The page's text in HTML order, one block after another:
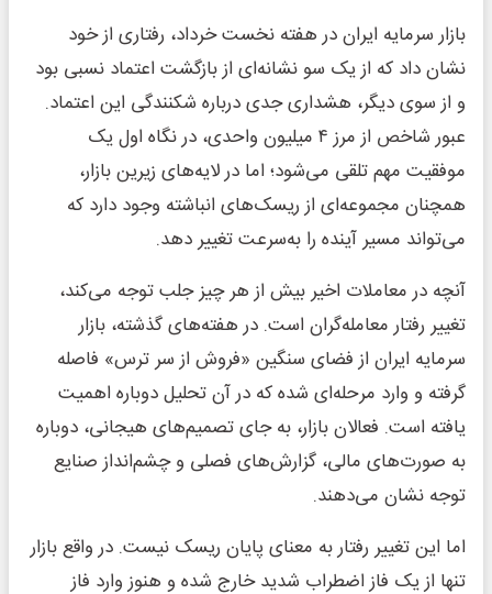
بازار سرمایه ایران در هفته نخست خرداد، رفتاری از خود
نشان داد که از یک سو نشانه‌ای از بازگشت اعتماد نسبی بود
و از سوی دیگر، هشداری جدی درباره شکنندگی این اعتماد.
عبور شاخص از مرز ۴ میلیون واحدی، در نگاه اول یک
موفقیت مهم تلقی می‌شود؛ اما در لایه‌های زیرین بازار،
همچنان مجموعه‌ای از ریسک‌های انباشته وجود دارد که
می‌تواند مسیر آینده را به‌سرعت تغییر دهد.
آنچه در معاملات اخیر بیش از هر چیز جلب توجه می‌کند،
تغییر رفتار معامله‌گران است. در هفته‌های گذشته، بازار
سرمایه ایران از فضای سنگین «فروش از سر ترس» فاصله
گرفته و وارد مرحله‌ای شده که در آن تحلیل دوباره اهمیت
یافته است. فعالان بازار، به جای تصمیم‌های هیجانی، دوباره
به صورت‌های مالی، گزارش‌های فصلی و چشم‌انداز صنایع
توجه نشان می‌دهند.
اما این تغییر رفتار به معنای پایان ریسک نیست. در واقع بازار
تنها از یک فاز اضطراب شدید خارج شده و هنوز وارد فاز